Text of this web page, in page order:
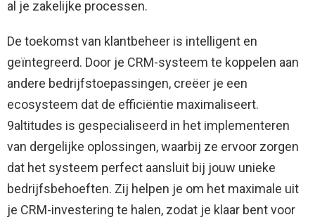
al je zakelijke processen.
De toekomst van klantbeheer is intelligent en
geïntegreerd. Door je CRM-systeem te koppelen aan
andere bedrijfstoepassingen, creëer je een
ecosysteem dat de efficiëntie maximaliseert.
9altitudes is gespecialiseerd in het implementeren
van dergelijke oplossingen, waarbij ze ervoor zorgen
dat het systeem perfect aansluit bij jouw unieke
bedrijfsbehoeften. Zij helpen je om het maximale uit
je CRM-investering te halen, zodat je klaar bent voor